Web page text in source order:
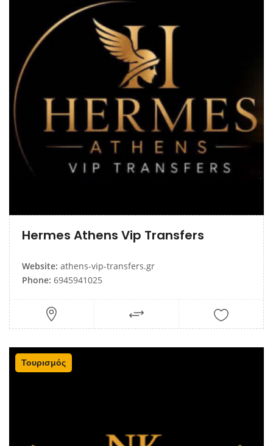
Hermes Athens Vip Transfers
Website: athens-vip-transfers.gr
Phone: 6945941025
Τουρισμός